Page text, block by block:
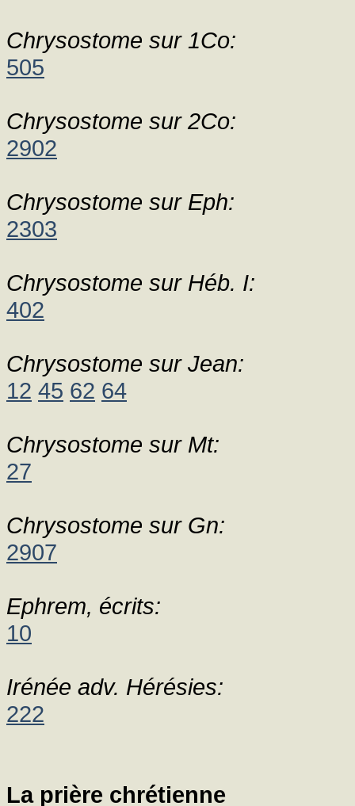
Chrysostome sur 1Co:
505
Chrysostome sur 2Co:
2902
Chrysostome sur Eph:
2303
Chrysostome sur Héb. I:
402
Chrysostome sur Jean:
12 45 62 64
Chrysostome sur Mt:
27
Chrysostome sur Gn:
2907
Ephrem, écrits:
10
Irénée adv. Hérésies:
222
La prière chrétienne